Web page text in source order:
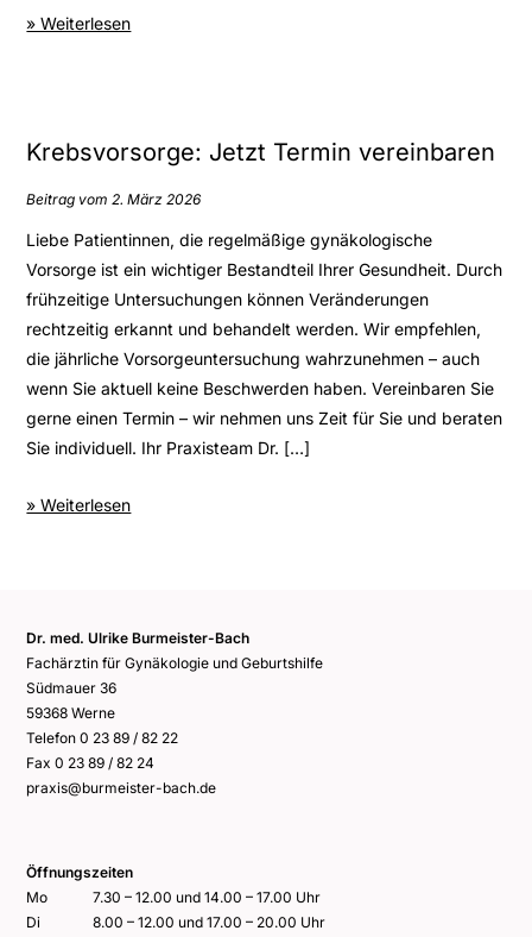
» Weiterlesen
Krebsvorsorge: Jetzt Termin vereinbaren
Beitrag vom 2. März 2026
Liebe Patientinnen, die regelmäßige gynäkologische
Vorsorge ist ein wichtiger Bestandteil Ihrer Gesundheit. Durch
frühzeitige Untersuchungen können Veränderungen
rechtzeitig erkannt und behandelt werden. Wir empfehlen,
die jährliche Vorsorgeuntersuchung wahrzunehmen – auch
wenn Sie aktuell keine Beschwerden haben. Vereinbaren Sie
gerne einen Termin – wir nehmen uns Zeit für Sie und beraten
Sie individuell. Ihr Praxisteam Dr. […]
» Weiterlesen
Dr. med. Ulrike Burmeister-Bach
Fachärztin für Gynäkologie und Geburtshilfe
Südmauer 36
59368 Werne
Telefon0 23 89 / 82 22
Fax 0 23 89 / 82 24
praxis@burmeister-bach.de
Öffnungszeiten
Mo
7.30 – 12.00 und 14.00 – 17.00 Uhr
Di
8.00 – 12.00 und 17.00 – 20.00 Uhr